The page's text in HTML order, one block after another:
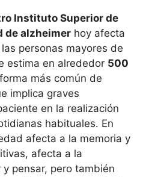
Instituto Superior de
de alzheimer hoy afecta
personas mayores de
estima en alrededor 500
más común de
implica graves
en la realización
habituales. En
afecta a la memoria y
afecta a la
pensar, pero también